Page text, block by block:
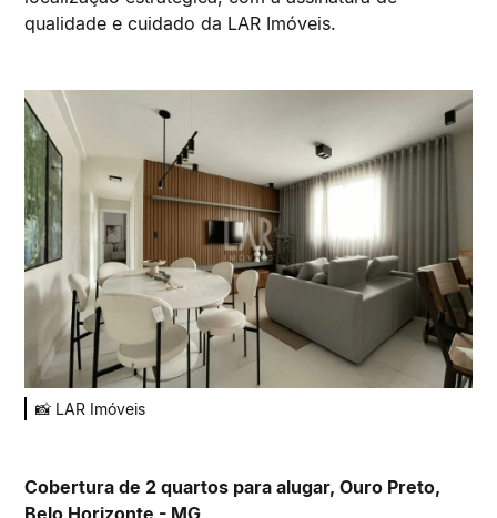
qualidade e cuidado da LAR Imóveis.
📸 LAR Imóveis
Cobertura de 2 quartos para alugar, Ouro Preto,
Belo Horizonte - MG